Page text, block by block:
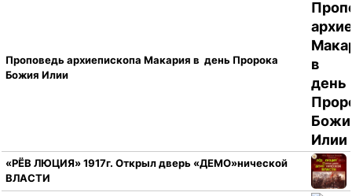
Проповедь архиепископа Макария в день Пророка
Божия Илии
«РЁВ ЛЮЦИЯ» 1917г. Открыл дверь «ДЕМО»нической
ВЛАСТИ